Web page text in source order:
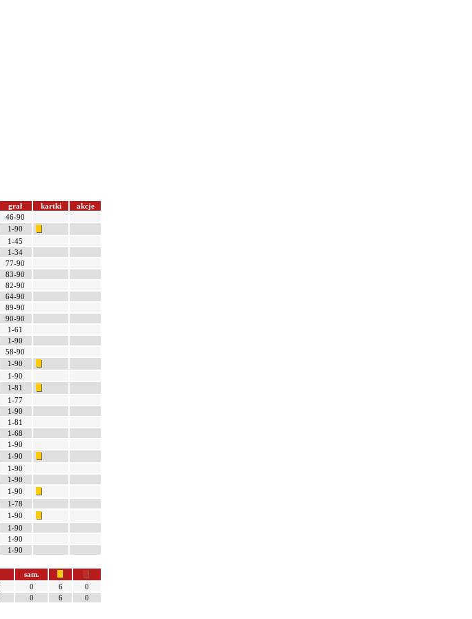
grał kartki
akcje
46-90
1-90
1-45
1-34
77-90
83-90
82-90
64-90
89-90
90-90
1-61
1-90
58-90
1-90
1-90
1-81
1-77
1-90
1-81
1-68
1-90
1-90
1-90
1-90
1-90
1-78
1-90
1-90
1-90
1-90
sam.
0 6
0
0 6 0